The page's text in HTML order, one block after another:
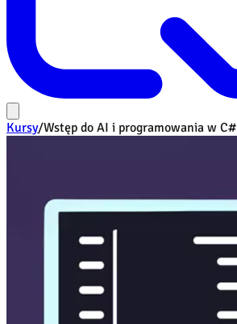
Kursy/Wstęp do AI i programowania w C#